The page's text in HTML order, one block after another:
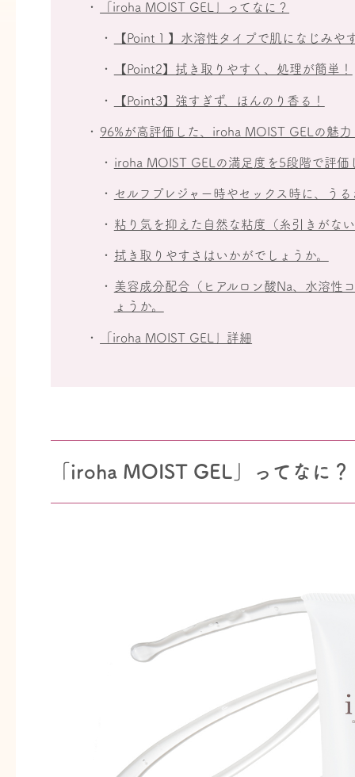
「iroha MOIST GEL」ってなに？
【Point１】水溶性タイプで肌になじみや
【Point2】拭き取りやすく、処理が簡単！
【Point3】強すぎず、ほんのり香る！
96%が高評価した、iroha MOIST GELの魅力
iroha MOIST GELの満足度を5段階で評価
セルフプレジャー時やセックス時に、う
粘り気を抑えた自然な粘度（糸引きがな
拭き取りやすさはいかがでしょうか。
美容成分配合（ヒアルロン酸Na、水溶性
ょうか。
「iroha MOIST GEL」詳細
「iroha MOIST GEL」ってなに？